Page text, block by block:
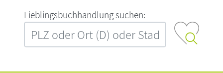
L‍i‍e‍b‍l‍i‍n‍g‍s‍b‍u‍c‍h‍h‍a‍n‍d‍l‍u‍n‍g‍ ‍s‍u‍c‍h‍e‍n‍:‍